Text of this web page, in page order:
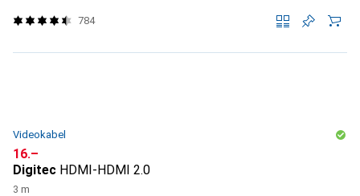
784
Videokabel
CHF
16.–
Digitec HDMI-HDMI 2.0
3 m